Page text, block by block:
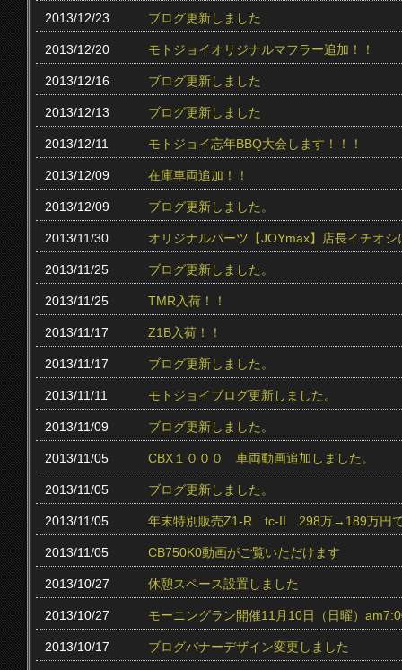
2013/12/23 ブログ更新しました
2013/12/20 モトジョイオリジナルマフラー追加！！
2013/12/16 ブログ更新しました
2013/12/13 ブログ更新しました
2013/12/11 モトジョイ忘年BBQ大会します！！！
2013/12/09 在庫車両追加！！
2013/12/09 ブログ更新しました。
2013/11/30 オリジナルパーツ【JOYmax】店長イチオ
2013/11/25 ブログ更新しました。
2013/11/25 TMR入荷！！
2013/11/17 Z1B入荷！！
2013/11/17 ブログ更新しました。
2013/11/11 モトジョイブログ更新しました。
2013/11/09 ブログ更新しました。
2013/11/05 CBX１０００ 車両動画追加しました。
2013/11/05 ブログ更新しました。
2013/11/05 年末特別販売Z1-R tc‐II 298万→189万円
2013/11/05 CB750K0動画がご覧いただけます
2013/10/27 休憩スペース設置しました
2013/10/27 モーニングラン開催11月10日（日曜）
2013/10/17 ブログバナーデザイン変更しました